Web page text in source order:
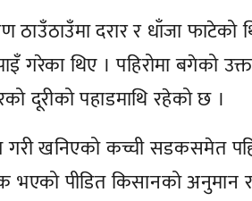
दरार र धाँजा फाटेको
गरेका थिए । पहिरोमा बगेको
दूरीको पहाडमाथि रहेको छ ।
गरी खनिएको कच्ची सडकसमेत
पीडित किसानको अनुमान